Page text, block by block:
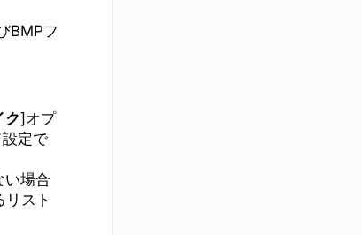
BMPフ
ク]オプ
定で
い場合
スト